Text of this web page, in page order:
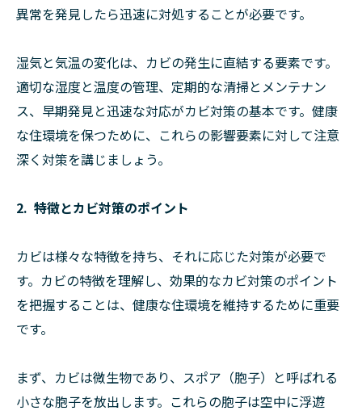
異常を発見したら迅速に対処することが必要です。
湿気と気温の変化は、カビの発生に直結する要素です。
適切な湿度と温度の管理、定期的な清掃とメンテナン
ス、早期発見と迅速な対応がカビ対策の基本です。健康
な住環境を保つために、これらの影響要素に対して注意
深く対策を講じましょう。
2. 特徴とカビ対策のポイント
カビは様々な特徴を持ち、それに応じた対策が必要で
す。カビの特徴を理解し、効果的なカビ対策のポイント
を把握することは、健康な住環境を維持するために重要
です。
まず、カビは微生物であり、スポア（胞子）と呼ばれる
小さな胞子を放出します。これらの胞子は空中に浮遊